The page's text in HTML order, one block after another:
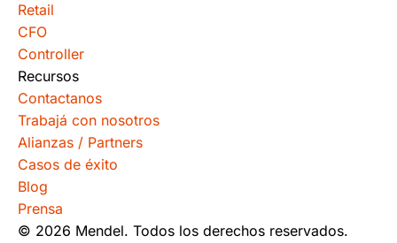
Retail
CFO
Controller
Recursos
Contactanos
Trabajá con nosotros
Alianzas / Partners
Casos de éxito
Blog
Prensa
© 2026 Mendel. Todos los derechos reservados.